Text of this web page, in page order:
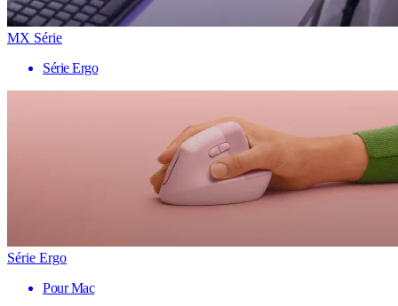
MX Série
Série Ergo
Série Ergo
Pour Mac